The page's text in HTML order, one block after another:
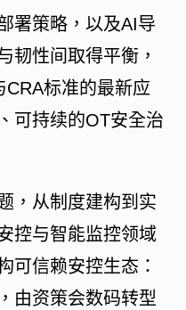
署策略，以及AI导
韧性间取得平衡，
CRA标准的最新应
可持续的OT安全治
，从制度建构到实
控与智能监控领域
可信赖安控生态：
由资策会数码转型